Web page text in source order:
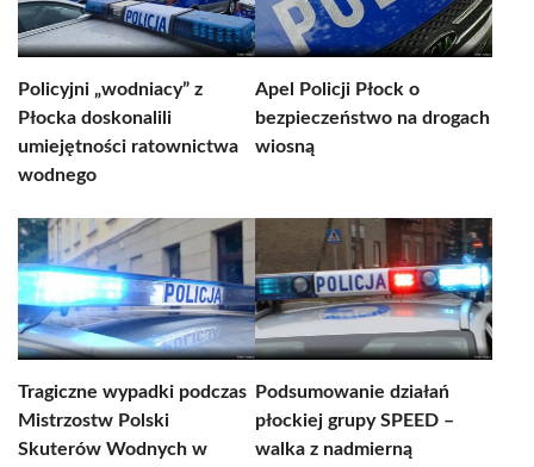
Policyjni „wodniacy” z
Płocka doskonalili
umiejętności ratownictwa
wodnego
Apel Policji Płock o
bezpieczeństwo na drogach
wiosną
Tragiczne wypadki podczas
Mistrzostw Polski
Skuterów Wodnych w
Podsumowanie działań
płockiej grupy SPEED –
walka z nadmierną